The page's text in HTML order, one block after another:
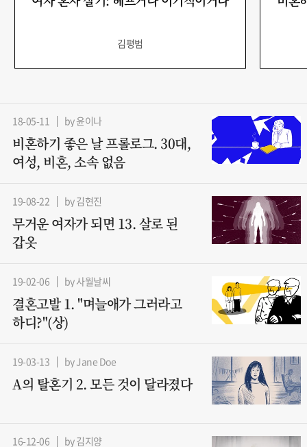
김평범
18-05-11 by 윤이나
비혼하기 좋은 날 프롤로그. 30대,
여성, 비혼, 소속 없음
19-08-22 by 김현진
무거운 여자가 되면 13. 살로 된
갑옷
19-02-06 by 사월날씨
결혼고발 1. "며늘애가 그러라고
하디?"(상)
19-03-13 by Jane Doe
A의 탈혼기 2. 모든 것이 달라졌다
16-12-06 by 김지양